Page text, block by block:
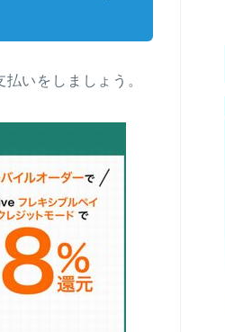
いをしましょう。